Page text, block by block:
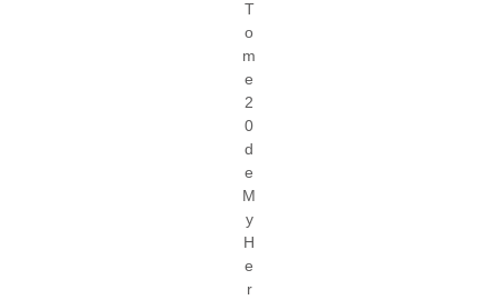
T
o
m
e
2
0
d
e
M
y
H
e
r